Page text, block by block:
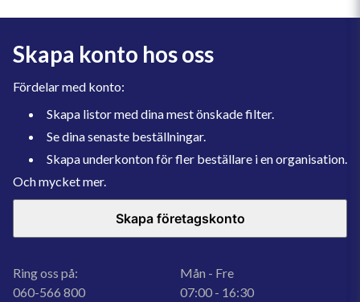
Skapa konto hos oss
Fördelar med konto:
Skapa listor med dina mest önskade filter.
Se dina senaste beställningar.
Skapa underkonton för fler beställare i en organisation.
Och mycket mer.
Skapa företagskonto
Ring oss på:
060-566 800
Mån - Fre
07:00 - 16:30